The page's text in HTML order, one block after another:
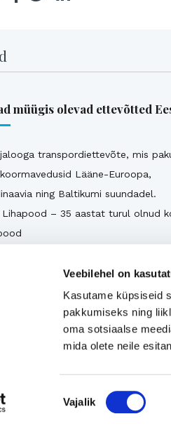
Veebilehel on
Kasutame küpsiseid
pakkumiseks ning
oma sotsiaalse
mida olete neile
Nõusoleku
valik
Vajalik
müügis olevad ettevõtted
transpordiettevõte, mis
Lääne-Euroopa,
ning Baltikumi suundadel.
Lihapood – 35 aastat turul olnud
naisterõivaid.
turupositsiooniga 3D printimise ja
tegelev ettevõte
tunnustatud metall- ja
projekteerija ja